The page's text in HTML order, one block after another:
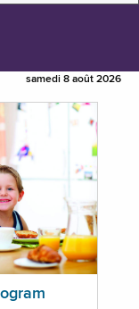
samedi 8 août 2026